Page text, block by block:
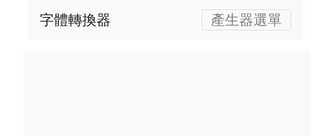
字體轉換器 產生器選單